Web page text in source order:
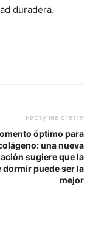
duradera.
наступна стаття
óptimo para
una nueva
sugiere que la
dormir puede ser la
mejor